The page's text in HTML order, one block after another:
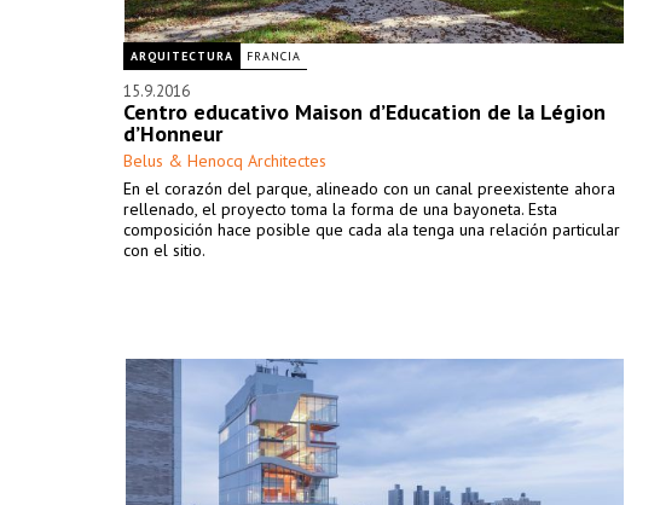
ARQUITECTURA FRANCIA
15.9.2016
Centro educativo Maison d’Education de la Légion
d’Honneur
Belus & Henocq Architectes
En el corazón del parque, alineado con un canal preexistente ahora
rellenado, el proyecto toma la forma de una bayoneta. Esta
composición hace posible que cada ala tenga una relación particular
con el sitio.